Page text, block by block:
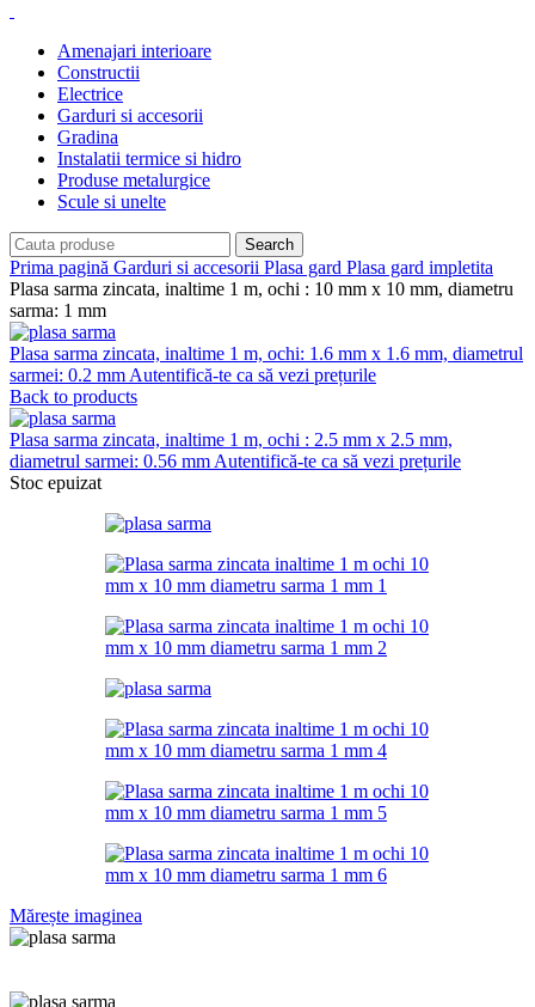
Amenajari interioare
Constructii
Electrice
Garduri si accesorii
Gradina
Instalatii termice si hidro
Produse metalurgice
Scule si unelte
Search
Prima pagină Garduri si accesorii Plasa gard Plasa gard impletita
Plasa sarma zincata, inaltime 1 m, ochi : 10 mm x 10 mm, diametru
sarma: 1 mm
Plasa sarma zincata, inaltime 1 m, ochi: 1.6 mm x 1.6 mm, diametrul
sarmei: 0.2 mm Autentifică-te ca să vezi prețurile
Back to products
Plasa sarma zincata, inaltime 1 m, ochi : 2.5 mm x 2.5 mm,
diametrul sarmei: 0.56 mm Autentifică-te ca să vezi prețurile
Stoc epuizat
Mărește imaginea